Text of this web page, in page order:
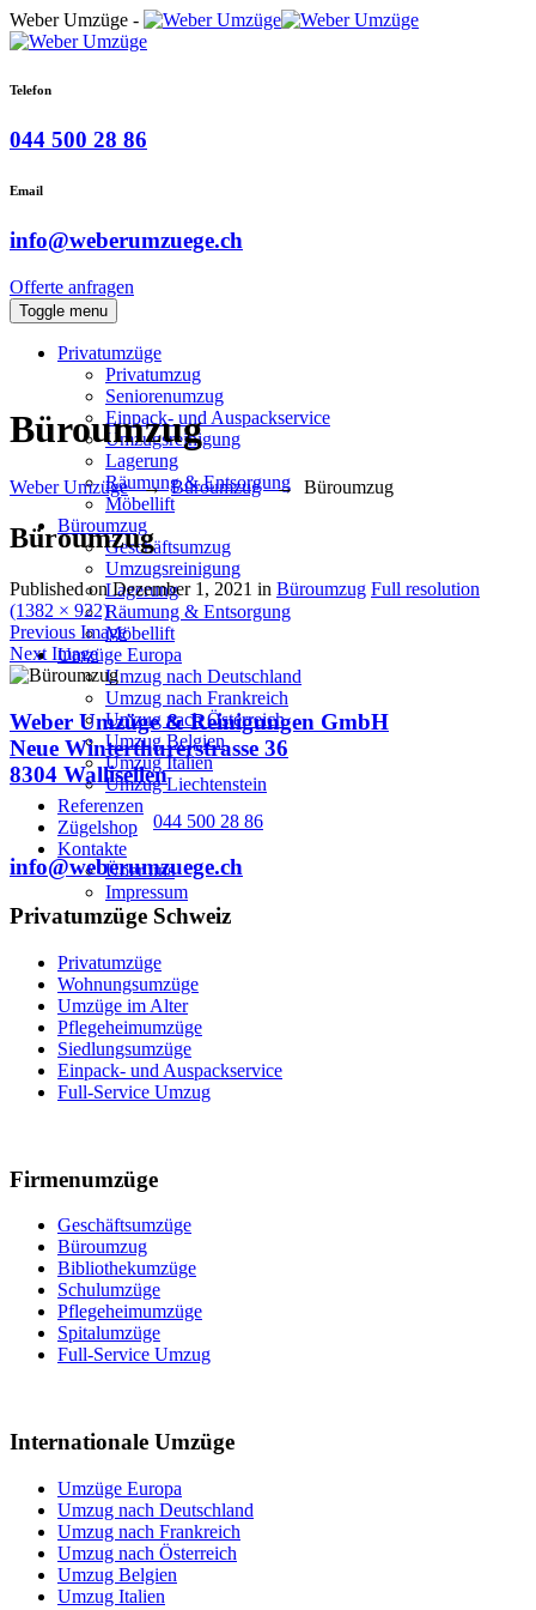
Weber Umzüge -
Telefon
044 500 28 86
Email
info@weberumzuege.ch
Offerte anfragen
Toggle menu
Privatumzüge
Privatumzug
Seniorenumzug
Einpack- und Auspackservice
Umzugsreinigung
Lagerung
Räumung & Entsorgung
Möbellift
Büroumzug
Geschäftsumzug
Umzugsreinigung
Lagerung
Räumung & Entsorgung
Möbellift
Umzüge Europa
Umzug nach Deutschland
Umzug nach Frankreich
Umzug nach Österreich
Umzug Belgien
Umzug Italien
Umzug Liechtenstein
Referenzen
Zügelshop
Kontakte
Über uns
Impressum
Büroumzug
Weber Umzüge →Büroumzug→ Büroumzug
Büroumzug
Published onDezember 1, 2021 in Büroumzug Full resolution
(1382 × 922)
Previous Image
Next Image
Weber Umzüge & Reinigungen GmbH
Neue Winterthurerstrasse 36
8304 Wallisellen
044 500 28 86
info@weberumzuege.ch
Privatumzüge Schweiz
Privatumzüge
Wohnungsumzüge
Umzüge im Alter
Pflegeheimumzüge
Siedlungsumzüge
Einpack- und Auspackservice
Full-Service Umzug
Firmenumzüge
Geschäftsumzüge
Büroumzug
Bibliothekumzüge
Schulumzüge
Pflegeheimumzüge
Spitalumzüge
Full-Service Umzug
Internationale Umzüge
Umzüge Europa
Umzug nach Deutschland
Umzug nach Frankreich
Umzug nach Österreich
Umzug Belgien
Umzug Italien